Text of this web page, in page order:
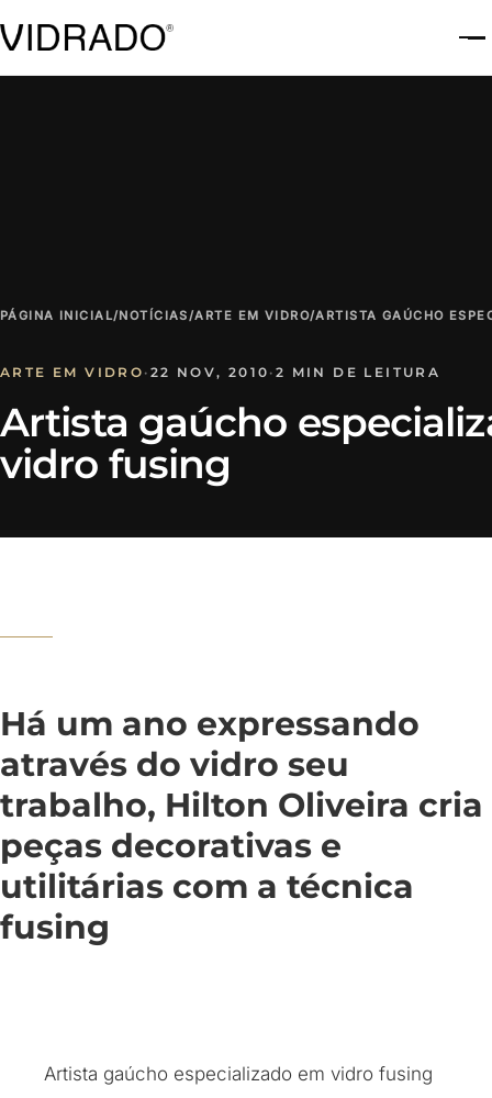
PÁGINA INICIAL/NOTÍCIAS/ARTE EM VIDRO/ARTISTA GAÚCHO
ARTE EM VIDRO · 22 NOV, 2010 · 2 MIN DE LEITURA
Artista gaúcho
vidro fusing
Há um ano expressando
através do vidro seu
trabalho, Hilton Oliveira cria
peças decorativas e
utilitárias com a técnica
fusing
Artista gaúcho especializado em vidro fusing